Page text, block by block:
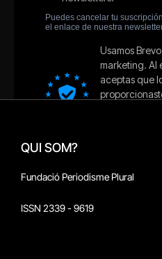
QUI SOM?
Fundació Periodisme Plural
ISSN 2339 - 9619